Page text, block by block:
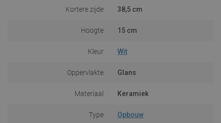
Kortere zijde 38,5 cm
Hoogte 15 cm
Kleur Wit
Oppervlakte Glans
Materiaal Keramiek
Type Opbouw